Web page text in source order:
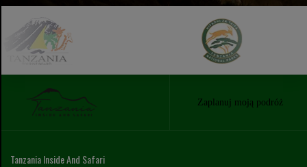
Zaplanuj moją podróż
Tanzania Inside And Safari